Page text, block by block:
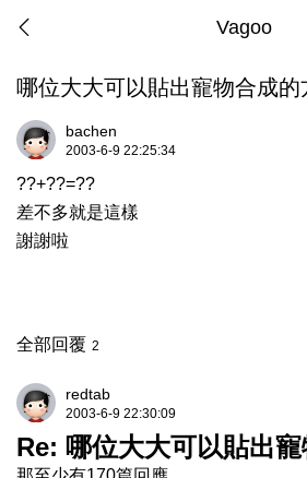
Vagoo
哪位大大可以貼出寵物合成的
bachen
2003-6-9 22:25:34
??+??=??
差不多就是這樣
謝謝啦
全部回覆 2
redtab
2003-6-9 22:30:09
Re: 哪位大大可以貼出